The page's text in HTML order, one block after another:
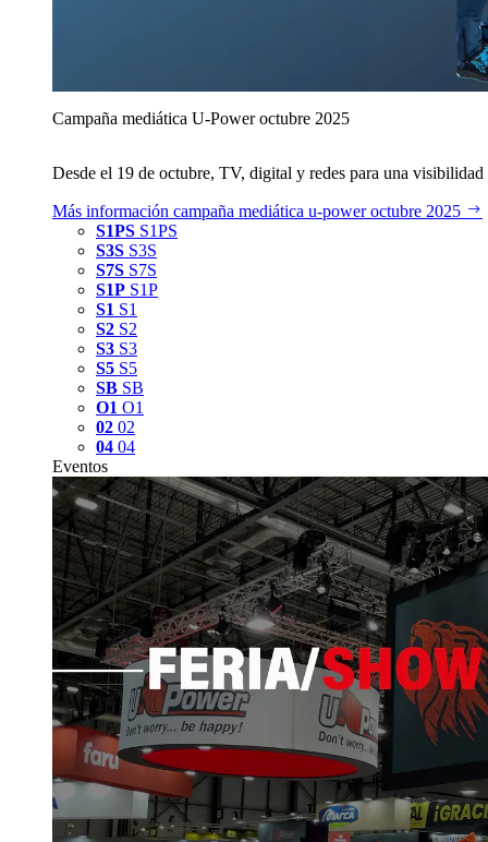
Campaña mediática U‑Power octubre 2025
Desde el 19 de octubre, TV, digital y redes para una
Más información campaña mediática u‑power octubre 2025
S1PS S1PS
S3S S3S
S7S S7S
S1P S1P
S1 S1
S2 S2
S3 S3
S5 S5
SB SB
O1 O1
02 02
04 04
Eventos